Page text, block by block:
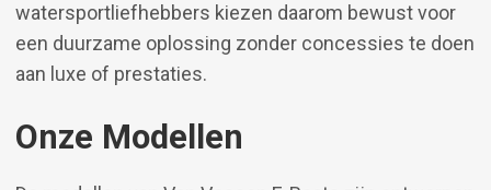
watersportliefhebbers kiezen daarom bewust voor
een duurzame oplossing zonder concessies te doen
aan luxe of prestaties.
Onze Modellen